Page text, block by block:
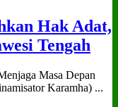
Hak Adat,
Tengah
Masa Depan
Karamha) ...